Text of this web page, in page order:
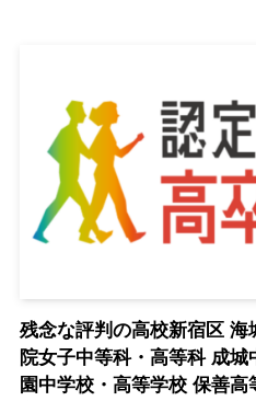
残念な評判の高校新宿区
院女子中等科・高等科 成
園中学校・高等学校 保善高